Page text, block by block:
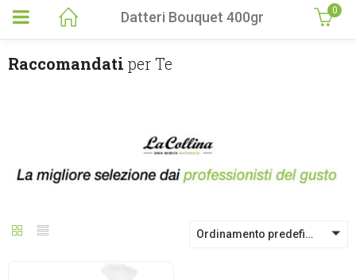
Datteri Bouquet 400gr 0
Raccomandati per Te
Ordinamento predefinito